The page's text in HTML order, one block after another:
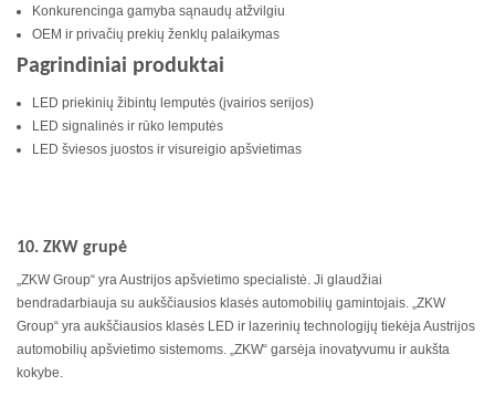
Konkurencinga gamyba sąnaudų atžvilgiu
OEM ir privačių prekių ženklų palaikymas
Pagrindiniai produktai
LED priekinių žibintų lemputės (įvairios serijos)
LED signalinės ir rūko lemputės
LED šviesos juostos ir visureigio apšvietimas
10. ZKW grupė
„ZKW Group“ yra Austrijos apšvietimo specialistė. Ji glaudžiai
bendradarbiauja su aukščiausios klasės automobilių gamintojais. „ZKW
Group“ yra aukščiausios klasės LED ir lazerinių technologijų tiekėja Austrijos
automobilių apšvietimo sistemoms. „ZKW“ garsėja inovatyvumu ir aukšta
kokybe.